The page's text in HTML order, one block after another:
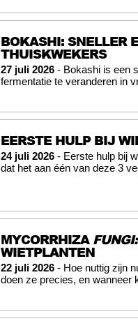
BOKASHI: SNELLER
THUISKWEKERS
27 juli 2026 - Bokashi is een
fermentatie te veranderen in
EERSTE HULP BIJ
24 juli 2026 - Eerste hulp bij
dat het aan één van deze 3
MYCORRHIZAFUNGI:
WIETPLANTEN
22 juli 2026 - Hoe nuttig zijn
doen ze precies, en wanneer